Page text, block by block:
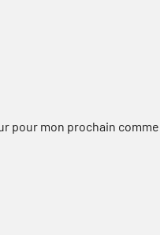
pour mon prochain